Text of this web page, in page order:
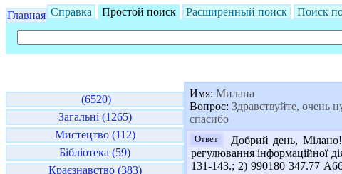
Главная Справка Простой поиск Расширенный поиск Поиск
(6520)
Загальні (1265)
Мистецтво (112)
Бібліотека (59)
Краєзнавство (383)
Имя: Милана
Вопрос: Здравствуйте, очень
спасибо
Ответ
Добрий день,
регулювання інформаційної
131-143.; 2) 990180 347.77 А66